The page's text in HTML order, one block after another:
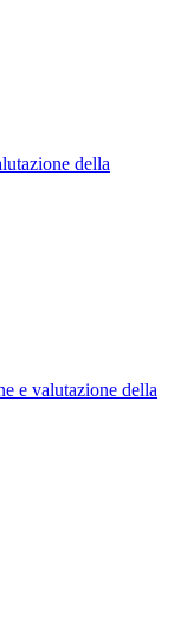
della
e valutazione della